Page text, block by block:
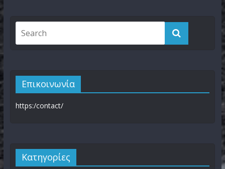
Επικοινωνία
https:/contact/
Kατηγορίες